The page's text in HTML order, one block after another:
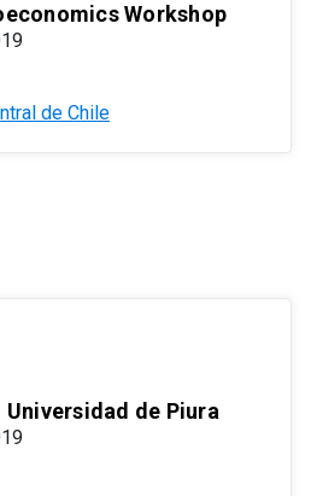
Workshop
de Chile
de Piura